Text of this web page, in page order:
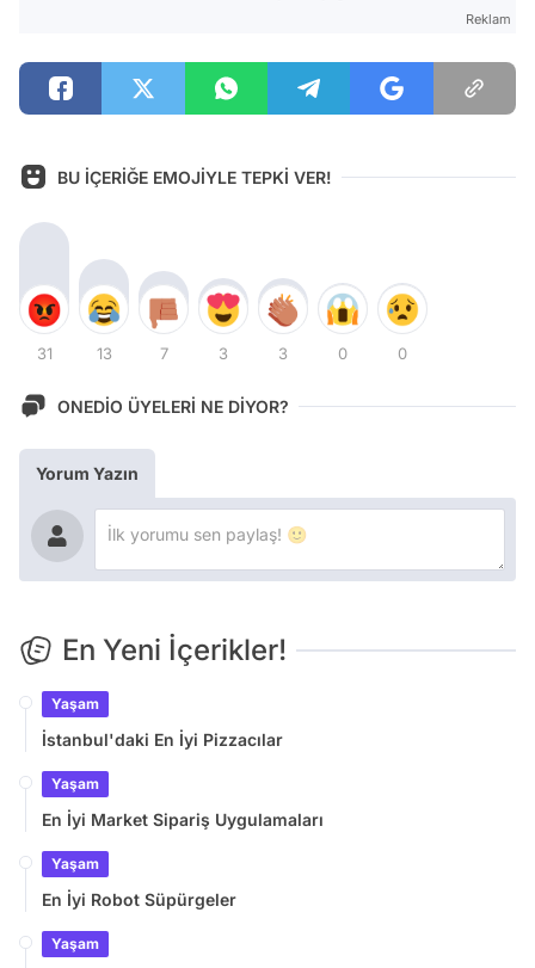
Reklam
BU İÇERİĞE EMOJİYLE TEPKİ VER!
31 13 7 3 3 0 0
ONEDİO ÜYELERİ NE DİYOR?
Yorum Yazın
En Yeni İçerikler!
Yaşam
İstanbul'daki En İyi Pizzacılar
Yaşam
En İyi Market Sipariş Uygulamaları
Yaşam
En İyi Robot Süpürgeler
Yaşam